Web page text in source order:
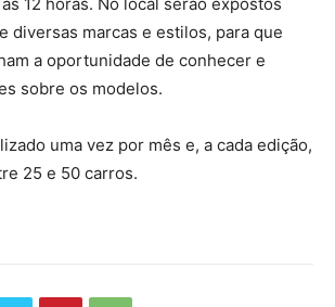
12 horas. No local serão expostos
diversas marcas e estilos, para que
a oportunidade de conhecer e
sobre os modelos.
uma vez por mês e, a cada edição,
25 e 50 carros.